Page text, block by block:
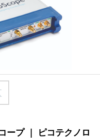
ープ ｜ ピコテクノロ